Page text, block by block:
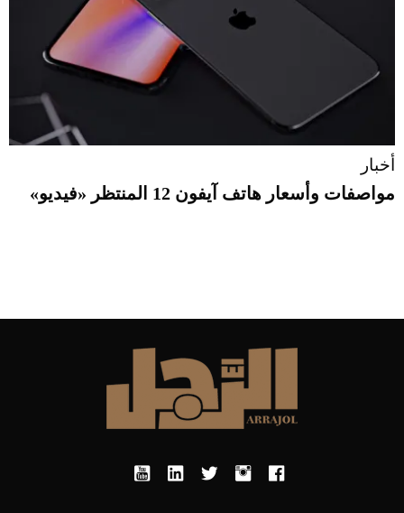
أخبار
مواصفات وأسعار هاتف آيفون 12 المنتظر «فيديو»